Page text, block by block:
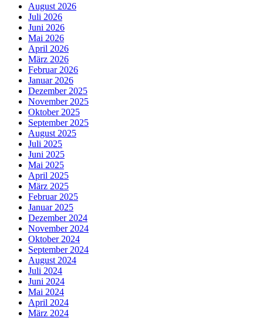
August 2026
Juli 2026
Juni 2026
Mai 2026
April 2026
März 2026
Februar 2026
Januar 2026
Dezember 2025
November 2025
Oktober 2025
September 2025
August 2025
Juli 2025
Juni 2025
Mai 2025
April 2025
März 2025
Februar 2025
Januar 2025
Dezember 2024
November 2024
Oktober 2024
September 2024
August 2024
Juli 2024
Juni 2024
Mai 2024
April 2024
März 2024